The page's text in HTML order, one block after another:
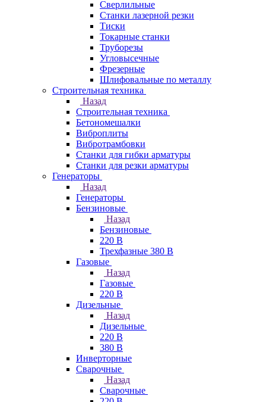
Сверлильные
Станки лазерной резки
Тиски
Токарные станки
Труборезы
Угловысечные
Фрезерные
Шлифовальные по металлу
Строительная техника
Назад
Строительная техника
Бетономешалки
Виброплиты
Вибротрамбовки
Станки для гибки арматуры
Станки для резки арматуры
Генераторы
Назад
Генераторы
Бензиновые
Назад
Бензиновые
220 В
Трехфазные 380 В
Газовые
Назад
Газовые
220 В
Дизельные
Назад
Дизельные
220 В
380 В
Инверторные
Сварочные
Назад
Сварочные